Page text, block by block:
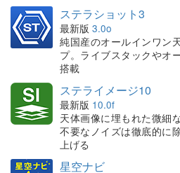
ステラショット3
最新版 3.0o
純国産のオールインワン
プ。ライブスタックやオ
搭載
ステライメージ10
最新版 10.0f
天体画像に埋もれた微細
不要なノイズは徹底的に
上げる
星空ナビ